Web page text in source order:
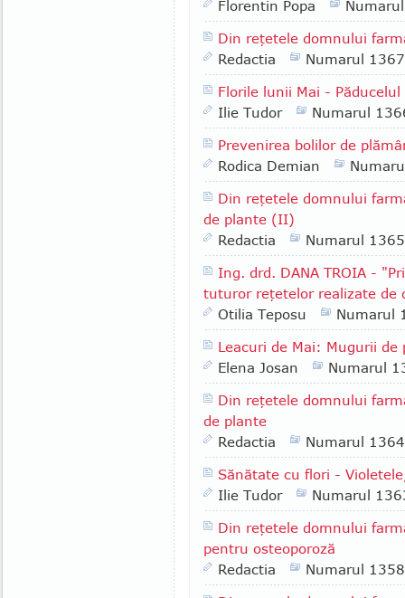
Florentin Popa
Din reţetele domnului
Redactia
Numarul 1367
Florile lunii Mai - Păducelul
Ilie Tudor
Numarul
Prevenirea bolilor de
Rodica Demian
Din reţetele domnului
de plante (II)
Redactia
Numarul 1365
Ing. drd. DANA TROIA -
tuturor reţetelor realizate de
Otilia Teposu
Numarul
Leacuri de Mai: Mugurii de
Elena Josan
Numarul
Din reţetele domnului
de plante
Redactia
Numarul 1364
Sănătate cu flori -
Ilie Tudor
Numarul
Din reţetele domnului
pentru osteoporoză
Redactia
Numarul 1358